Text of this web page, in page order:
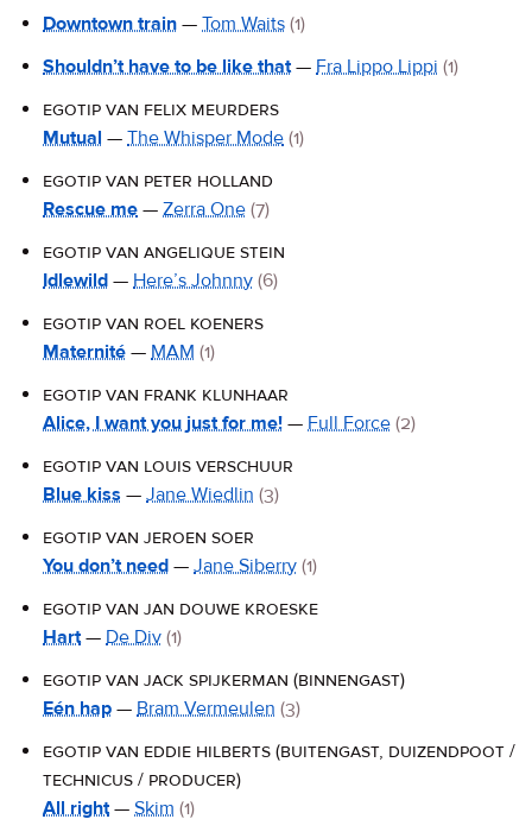
Downtown train — Tom Waits (1)
Shouldn’t have to be like that— Fra Lippo Lippi (1)
egotip van felix meurders
Mutual — The Whisper Mode (1)
egotip van peter holland
Rescue me — Zerra One (7)
egotip van angelique stein
Idlewild — Here’s Johnny (6)
egotip van roel koeners
Maternité — MAM (1)
egotip van frank klunhaar
Alice, I want you just for me! — Full Force (2)
egotip van louis verschuur
Blue kiss — Jane Wiedlin (3)
egotip van jeroen soer
You don’t need — Jane Siberry (1)
egotip van jan douwe kroeske
Hart— De Div (1)
egotip van jack spijkerman (binnengast)
Eén hap — Bram Vermeulen (3)
egotip van eddie hilberts (buitengast, duizendpoot /
technicus / producer)
All right— Skim (1)